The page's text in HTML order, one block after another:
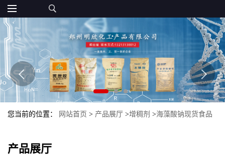
您当前的位置： 网站首页 > 产品展厅 >增稠剂 >海藻酸钠现货食品
产品展厅